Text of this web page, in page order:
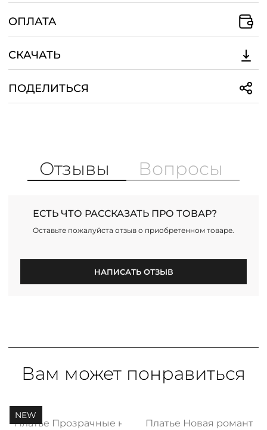
минималистичные украшения и
для повседневного выхода. Это платье
комфортом и стилем.
ОПЛАТА
СКАЧАТЬ
ПОДЕЛИТЬСЯ
Отзывы Вопросы
ЕСТЬ ЧТО РАССКАЗАТЬ ПРО ТОВАР?
Оставьте пожалуйста отзыв о приобретенном товаре.
НАПИСАТЬ ОТЗЫВ
Вам может понравиться
NEW
Платье Прозрачные намерения, акцент
Платье Новая